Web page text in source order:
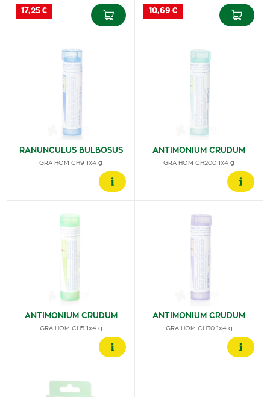
17,25 € 10,69 €
RANUNCULUS BULBOSUS
GRA HOM CH9 1x4 g
ANTIMONIUM CRUDUM
GRA HOM CH200 1x4 g
ANTIMONIUM CRUDUM
GRA HOM CH5 1x4 g
ANTIMONIUM CRUDUM
GRA HOM CH30 1x4 g